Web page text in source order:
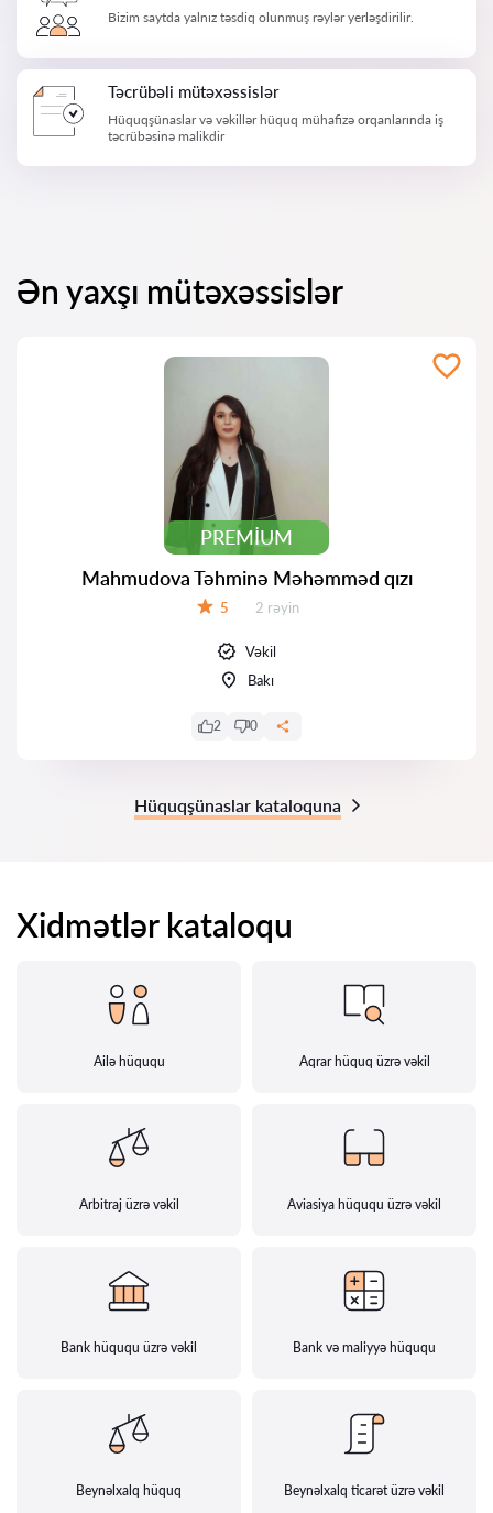
Bizim saytda yalnız təsdiq olunmuş rəylər yerləşdirilir.
Təcrübəli mütəxəssislər
Hüquqşünaslar və vəkillər hüquq mühafizə orqanlarında iş
təcrübəsinə malikdir
Ən yaxşı mütəxəssislər
PREMIUM
Mahmudova Təhminə Məhəmməd qızı
5 Rəylər:
2 rəyin
Vəkil
Bakı
2 0
Hüquqşünaslar kataloquna
Xidmətlər kataloqu
Ailə hüququ Aqrar hüquq üzrə vəkil
Arbitraj üzrə vəkil Aviasiya hüququ üzrə vəkil
Bank hüququ üzrə vəkil Bank və maliyyə hüququ
Beynəlxalq hüquq Beynəlxalq ticarət üzrə vəkil